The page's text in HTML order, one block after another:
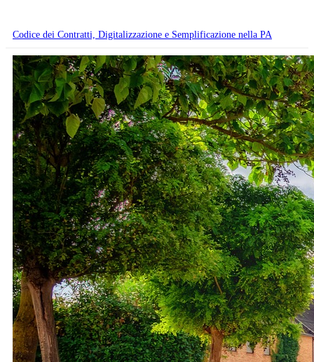
Codice dei Contratti, Digitalizzazione e Semplificazione nella PA